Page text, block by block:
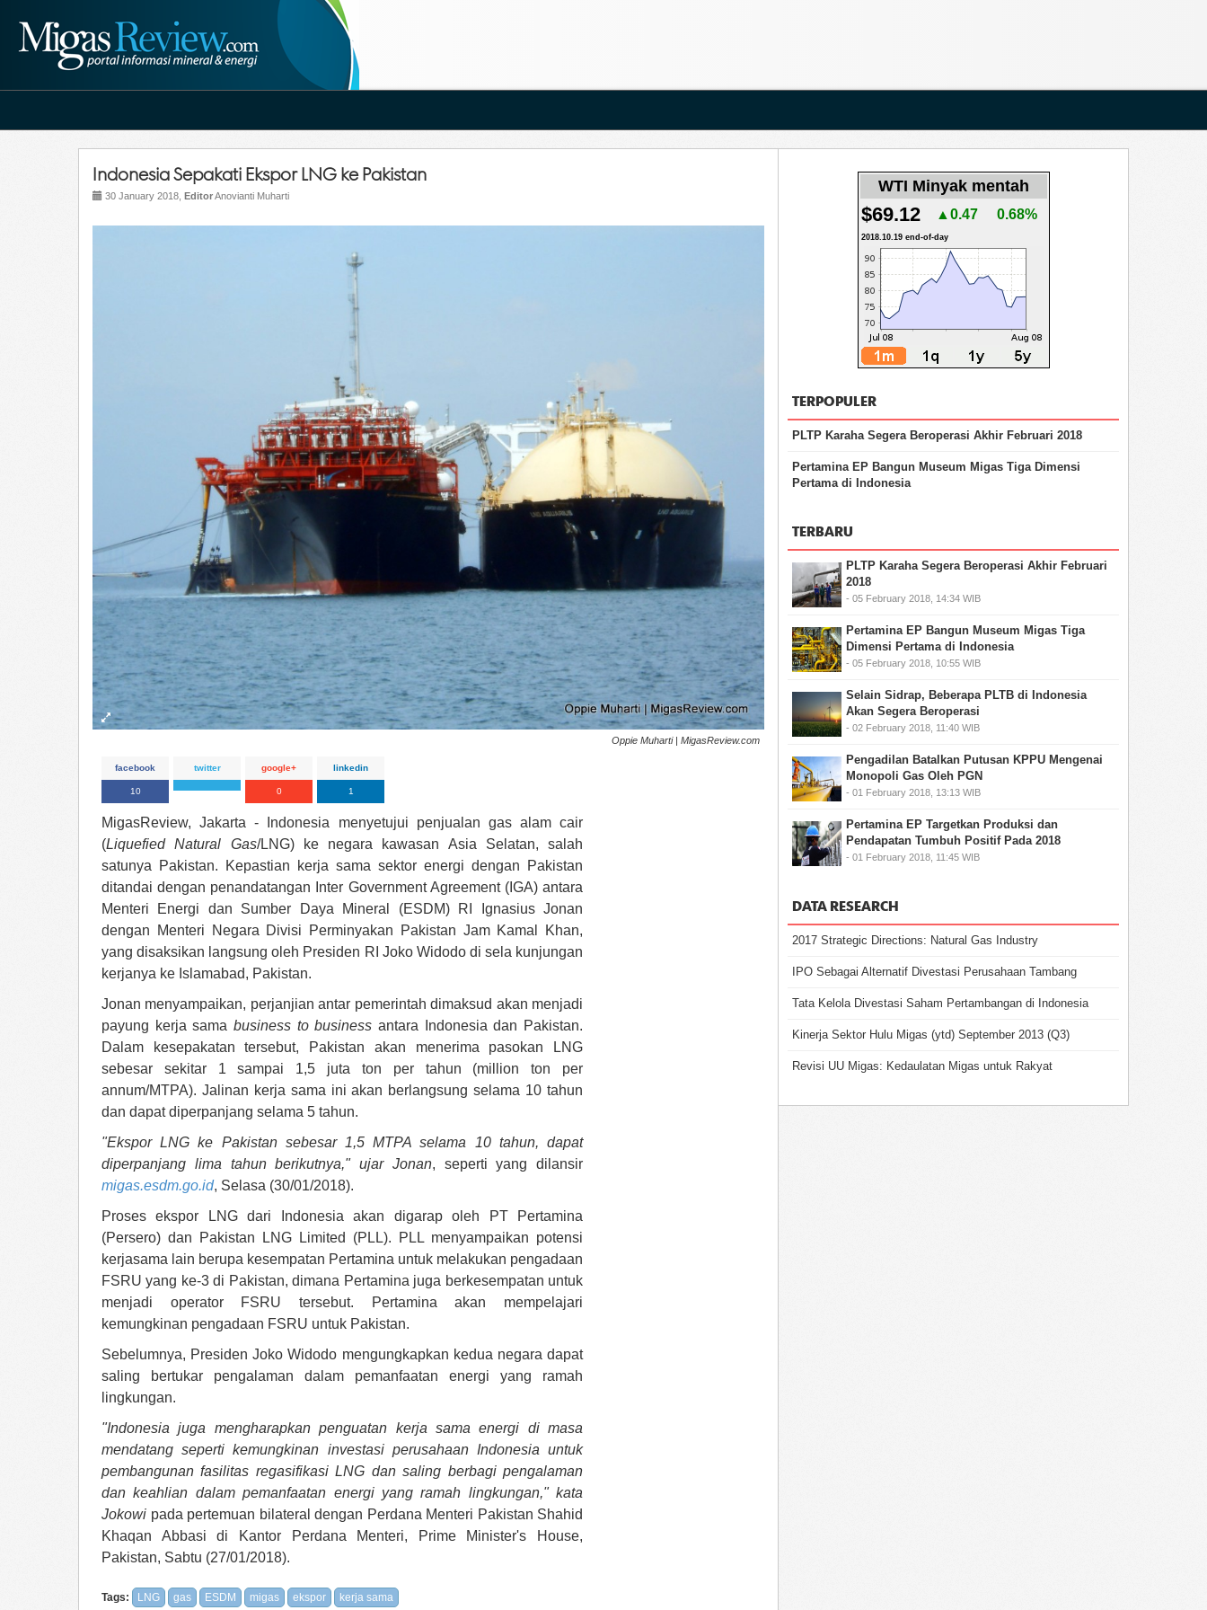
Indonesia Sepakati Ekspor LNG ke Pakistan
30 January 2018, EditorAnovianti Muharti
Oppie Muharti | MigasReview.com
facebook
10
twitter google+
0
linkedin
1
MigasReview, Jakarta - Indonesia menyetujui penjualan gas alam cair
(Liquefied Natural Gas/LNG) ke negara kawasan Asia Selatan, salah
satunya Pakistan. Kepastian kerja sama sektor energi dengan Pakistan
ditandai dengan penandatangan Inter Government Agreement (IGA) antara
Menteri Energi dan Sumber Daya Mineral (ESDM) RI Ignasius Jonan
dengan Menteri Negara Divisi Perminyakan Pakistan Jam Kamal Khan,
yang disaksikan langsung oleh Presiden RI Joko Widodo di sela kunjungan
kerjanya ke Islamabad, Pakistan.
Jonan menyampaikan, perjanjian antar pemerintah dimaksud akan menjadi
payung kerja sama business to business antara Indonesia dan Pakistan.
Dalam kesepakatan tersebut, Pakistan akan menerima pasokan LNG
sebesar sekitar 1 sampai 1,5 juta ton per tahun (million ton per
annum/MTPA). Jalinan kerja sama ini akan berlangsung selama 10 tahun
dan dapat diperpanjang selama 5 tahun.
"Ekspor LNG ke Pakistan sebesar 1,5 MTPA selama 10 tahun, dapat
diperpanjang lima tahun berikutnya," ujar Jonan, seperti yang dilansir
migas.esdm.go.id, Selasa (30/01/2018).
Proses ekspor LNG dari Indonesia akan digarap oleh PT Pertamina
(Persero) dan Pakistan LNG Limited (PLL). PLL menyampaikan potensi
kerjasama lain berupa kesempatan Pertamina untuk melakukan pengadaan
FSRU yang ke-3 di Pakistan, dimana Pertamina juga berkesempatan untuk
menjadi operator FSRU tersebut. Pertamina akan mempelajari
kemungkinan pengadaan FSRU untuk Pakistan.
Sebelumnya, Presiden Joko Widodo mengungkapkan kedua negara dapat
saling bertukar pengalaman dalam pemanfaatan energi yang ramah
lingkungan.
"Indonesia juga mengharapkan penguatan kerja sama energi di masa
mendatang seperti kemungkinan investasi perusahaan Indonesia untuk
pembangunan fasilitas regasifikasi LNG dan saling berbagi pengalaman
dan keahlian dalam pemanfaatan energi yang ramah lingkungan," kata
Jokowi pada pertemuan bilateral dengan Perdana Menteri Pakistan Shahid
Khaqan Abbasi di Kantor Perdana Menteri, Prime Minister's House,
Pakistan, Sabtu (27/01/2018).
Tags: LNG gas ESDM migas ekspor kerja sama
WTI Minyak mentah
$69.12 ▲0.47 0.68%
2018.10.19 end-of-day
TERPOPULER
PLTP Karaha Segera Beroperasi Akhir Februari 2018
Pertamina EP Bangun Museum Migas Tiga Dimensi
Pertama di Indonesia
TERBARU
PLTP Karaha Segera Beroperasi Akhir Februari
2018
- 05 February 2018, 14:34 WIB
Pertamina EP Bangun Museum Migas Tiga
Dimensi Pertama di Indonesia
- 05 February 2018, 10:55 WIB
Selain Sidrap, Beberapa PLTB di Indonesia
Akan Segera Beroperasi
- 02 February 2018, 11:40 WIB
Pengadilan Batalkan Putusan KPPU Mengenai
Monopoli Gas Oleh PGN
- 01 February 2018, 13:13 WIB
Pertamina EP Targetkan Produksi dan
Pendapatan Tumbuh Positif Pada 2018
- 01 February 2018, 11:45 WIB
DATA RESEARCH
2017 Strategic Directions: Natural Gas Industry
IPO Sebagai Alternatif Divestasi Perusahaan Tambang
Tata Kelola Divestasi Saham Pertambangan di Indonesia
Kinerja Sektor Hulu Migas (ytd) September 2013 (Q3)
Revisi UU Migas: Kedaulatan Migas untuk Rakyat